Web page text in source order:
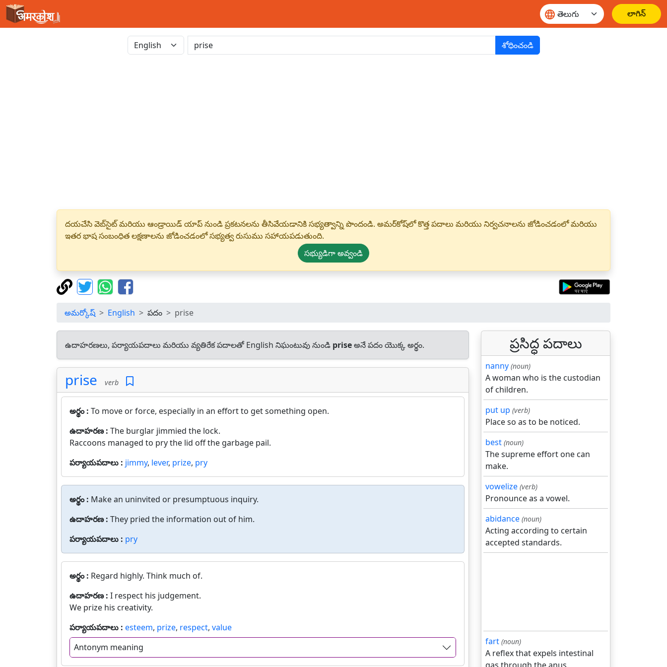
లాగిన్
శోధించండి
దయచేసి వెబ్‌సైట్ మరియు ఆండ్రాయిడ్ యాప్ నుండి ప్రకటనలను తీసివేయడానికి సభ్యత్వాన్ని పొందండి. అమర్‌కోష్‌లో కొత్త పదాలు మరియు నిర్వచనాలను జోడించడంలో మరియు
ఇతర భాష సంబంధిత లక్షణాలను జోడించడంలో సభ్యత్వ రుసుము సహాయపడుతుంది.
సభ్యుడిగా అవ్వండి
అమర్కోష్ English పదం prise
ఉదాహరణలు, పర్యాయపదాలు మరియు వ్యతిరేక పదాలతో English నిఘంటువు నుండి priseఅనే పదం యొక్క అర్థం.
prise verb
అర్థం : To move or force, especially in an effort to get something open.
ఉదాహరణ : The burglar jimmied the lock.
Raccoons managed to pry the lid off the garbage pail.
పర్యాయపదాలు : jimmy, lever, prize, pry
అర్థం : Make an uninvited or presumptuous inquiry.
ఉదాహరణ : They pried the information out of him.
పర్యాయపదాలు : pry
అర్థం : Regard highly. Think much of.
ఉదాహరణ : I respect his judgement.
We prize his creativity.
పర్యాయపదాలు : esteem, prize, respect, value
Antonym meaning
ప్రసిద్ధ పదాలు
nanny (noun)
A woman who is the custodian
of children.
put up (verb)
Place so as to be noticed.
best (noun)
The supreme effort one can
make.
vowelize (verb)
Pronounce as a vowel.
abidance (noun)
Acting according to certain
accepted standards.
fart (noun)
A reflex that expels intestinal